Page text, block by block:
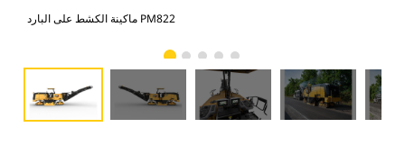
ماكينة الكشط على البارد PM822